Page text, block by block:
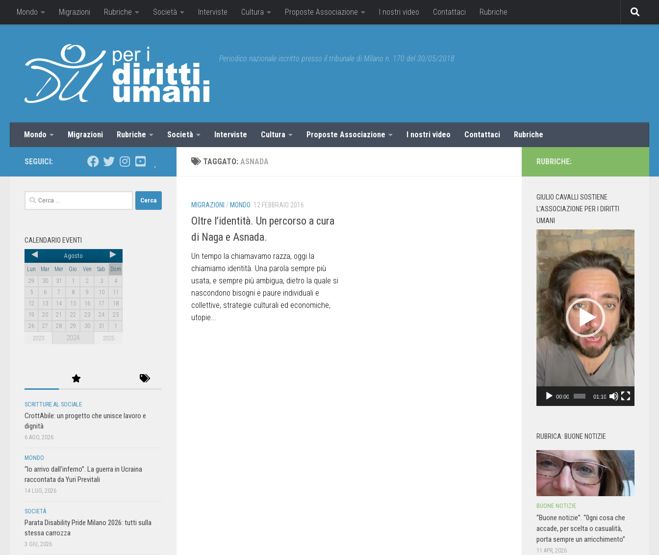
Mondo Migrazioni Rubriche Società Interviste Cultura Proposte Associazione I nostri video Contattaci Rubriche
Periodico nazionale iscritto presso il tribunale di Milano n. 170 del 30/05/2018
Mondo Migrazioni Rubriche Società Interviste Cultura Proposte Associazione I nostri video Contattaci Rubriche
TAGGATO: ASNADA
MIGRAZIONI / MONDO 12 FEBBRAIO 2016
Oltre l’identità. Un percorso a cura
di Naga e Asnada.
Un tempo la chiamavamo razza, oggi la
chiamiamo identità. Una parola sempre più
usata, e sempre più ambigua, dietro la quale si
nascondono bisogni e paure individuali e
collettive, strategie culturali ed economiche,
utopie...
SEGUICI:
CALENDARIO EVENTI
Agosto
Lun Mar Mer Gio Ven Sab
Dom
29
30 31 1 2 3
4
5
6 7 8 9 10
11
12
13 14 15 16 17
18
19
20 21 22 23 24
25
26
27 28 29 30 31 1
2023 2024 2025
SCRITTURE AL SOCIALE
CrottAbile: un progetto che unisce lavoro e
dignità
6 AGO, 2026
MONDO
“Io arrivo dall’inferno”. La guerra in Ucraina
raccontata da Yuri Previtali
14 LUG, 2026
SOCIETÀ
Parata Disability Pride Milano 2026: tutti sulla
stessa carrozza
3 GIU, 2026
RUBRICHE:
GIULIO CAVALLI SOSTIENE
L’ASSOCIAZIONE PER I DIRITTI
UMANI
Video
Player
00:00 01:10
RUBRICA: BUONE NOTIZIE
BUONE NOTIZIE
“Buone notizie”. “0gni cosa che
accade, per scelta o casualità,
porta sempre un arricchimento”
11 APR, 2026